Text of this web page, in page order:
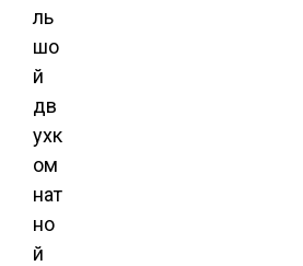
ль
шо
й
дв
ухк
ом
нат
но
й